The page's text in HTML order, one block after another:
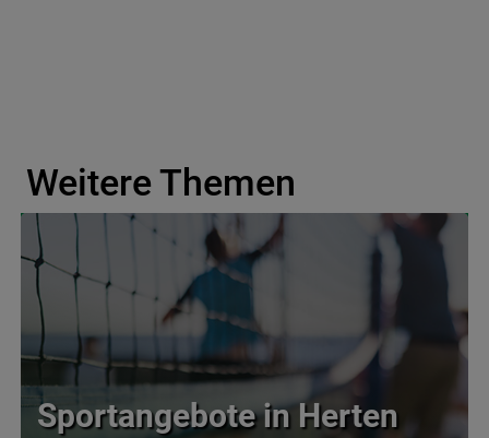
Weitere Themen
Sportangebote in Herten